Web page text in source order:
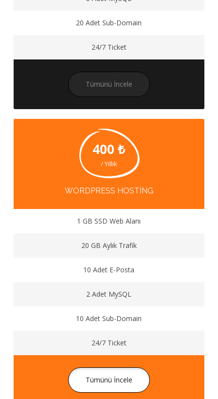
20 Adet Sub-Domain
24/7 Ticket
Tümünü İncele
400 ₺
/ Yıllık
WORDPRESS HOSTING
1 GB SSD Web Alanı
20 GB Aylık Trafik
10 Adet E-Posta
2 Adet MySQL
10 Adet Sub-Domain
24/7 Ticket
Tümünü İncele